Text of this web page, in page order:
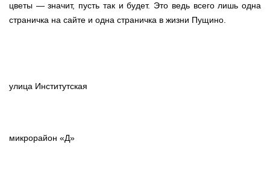
цветы — значит, пусть так и будет. Это ведь всего лишь одна
страничка на сайте и одна страничка в жизни Пущино.
улица Институтская
микрорайон «Д»